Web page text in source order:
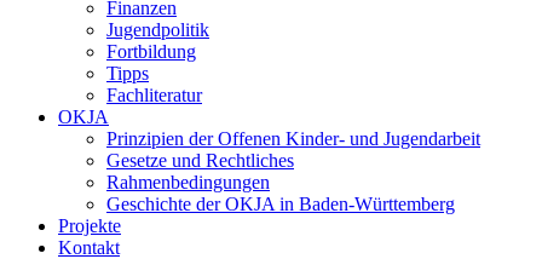
Finanzen
Jugendpolitik
Fortbildung
Tipps
Fachliteratur
OKJA
Prinzipien der Offenen Kinder- und Jugendarbeit
Gesetze und Rechtliches
Rahmenbedingungen
Geschichte der OKJA in Baden-Württemberg
Projekte
Kontakt